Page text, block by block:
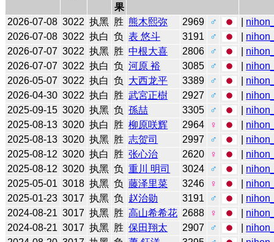
果
2026-07-08 3022 执黑 胜 熊木熙弥 2969 ♂
2026-07-08 3022 执白 负 表 悠斗 3191 ♂
2026-07-07 3022 执黑 胜 中根大喜 2806 ♂
2026-07-07 3022 执白 负 河原 裕 3085 ♂
2026-05-07 3022 执白 负 大西龙平 3389 ♂
2026-04-30 3022 执白 胜 武宮正樹 2927 ♂
2025-09-15 3020 执黑 负 孫喆 3305 ♂
2025-08-13 3020 执白 胜 柳原咲辉 2964 ♀
2025-08-13 3020 执黑 胜 志贺司 2997 ♂
2025-08-12 3020 执白 胜 张心治 2620 ♀
2025-08-12 3020 执黑 负 重川 明司 3024 ♂
2025-05-01 3018 执黑 负 藤泽里菜 3246 ♀
2025-01-23 3017 执黑 负 赵治勋 3191 ♂
2024-08-21 3017 执黑 胜 高山希希花 2688 ♀
2024-08-21 3017 执黑 胜 保田翔太 2907 ♂